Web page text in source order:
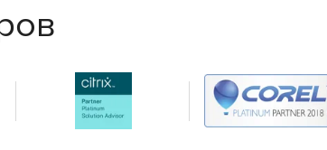
смете или разделу.
позиции.